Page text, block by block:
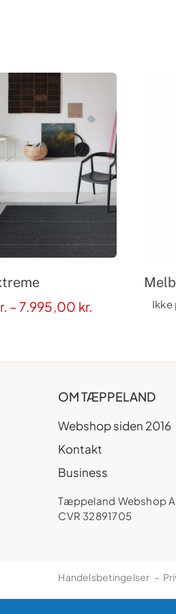
–7.995,00 kr. Prisinterval:Ikke
OM TÆPPELAND
Webshop siden 2016
Kontakt
Business
Tæppeland Webshop
CVR 32891705
Handelsbetingelser –